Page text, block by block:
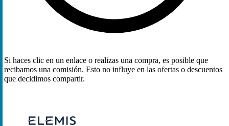
Si haces clic en un enlace o realizas una compra, es posible que
recibamos una comisión. Esto no influye en las ofertas o descuentos
que decidimos compartir.